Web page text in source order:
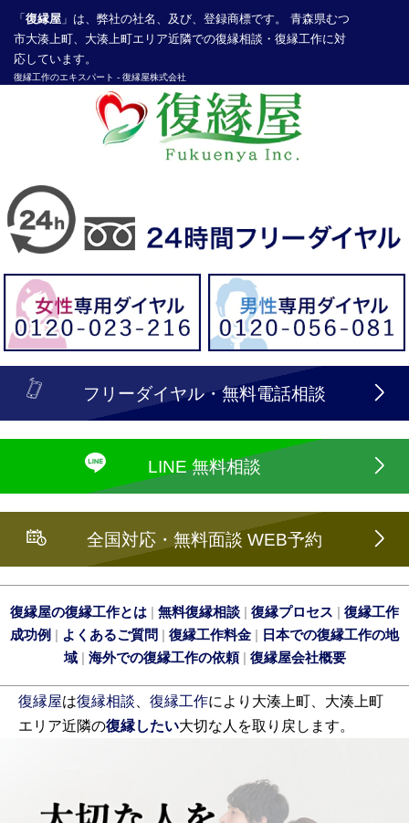
「 復縁屋 」は、弊社の社名、及び、登録商標です。 青森県むつ
市大湊上町、大湊上町エリア近隣での復縁相談・復縁工作に対
応しています。
復縁工作のエキスパート - 復縁屋株式会社
探偵業届出登録番号30210286号
フリーダイヤル・無料電話相談
LINE 無料相談
全国対応・無料面談 WEB予約
復縁屋の復縁工作とは | 無料復縁相談 | 復縁プロセス | 復縁工作
成功例 | よくあるご質問 | 復縁工作料金 | 日本での復縁工作の地
域| 海外での復縁工作の依頼| 復縁屋会社概要
復縁屋は復縁相談 復縁工作により大湊上町、大湊上町
エリア近隣の復縁したい大切な人を取り戻します。